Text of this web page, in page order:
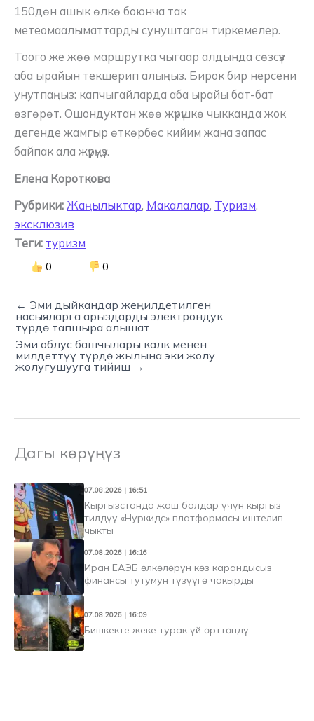
150дөн ашык өлкө боюнча так
метеомаалыматтарды сунуштаган тиркемелер.
Тоого же жөө маршрутка чыгаар алдында сөзсүз
аба ырайын текшерип алыңыз. Бирок бир нерсени
унутпаңыз: капчыгайларда аба ырайы бат-бат
өзгөрөт. Ошондуктан жөө жүрүшкө чыкканда жок
дегенде жамгыр өткөрбөс кийим жана запас
байпак ала жүрүңүз.
Елена Короткова
Рубрики: Жаңылыктар, Макалалар, Туризм,
эксклюзив
Теги: туризм
0 0
← Эми дыйкандар жеңилдетилген
насыяларга арыздарды электрондук
түрдө тапшыра алышат
Эми облус башчылары калк менен
милдеттүү түрдө жылына эки жолу
жолугушууга тийиш →
Дагы көрүңүз
07.08.2026 | 16:51
Кыргызстанда жаш балдар үчүн кыргыз
тилдүү «Нуркидс» платформасы иштелип
чыкты
07.08.2026 | 16:16
Иран ЕАЭБ өлкөлөрүн көз карандысыз
финансы тутумун түзүүгө чакырды
07.08.2026 | 16:09
Бишкекте жеке турак үй өрттөндү